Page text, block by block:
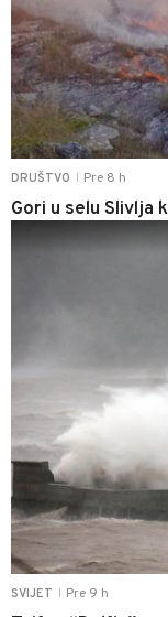
DRUŠTVO Pre 8 h
Gori u selu Slivlja
SVIJET Pre 9 h